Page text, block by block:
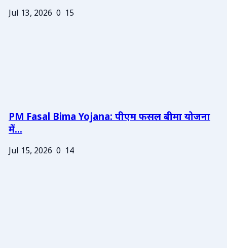
Jul 13, 2026 0 15
PM Fasal Bima Yojana: पीएम फसल बीमा योजना
में...
Jul 15, 2026 0 14